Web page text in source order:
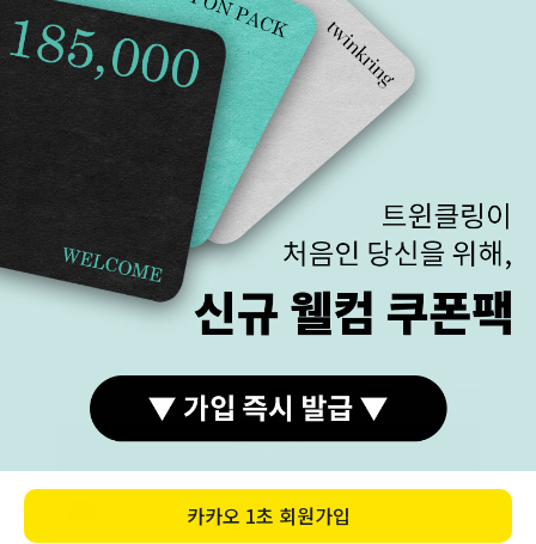
구매하기
예금주 (주)트윈클링
국민 270901-04-208303
브랜드스토리
이용약관
이용안내
개인정보처리방침
COMPANY (주)트윈클링 대표 김진우, 김기애
매장주소 : 서울 종로구 돈화문로 33-1 2층 트윈클링
주소 :서울특별시 종로구 수표로26길 28 동의빌딩 5층 502호/방문불가
사업자등록번호 : 184-87-00371
FAX : 02)762-0111
통신판매업신고 제2017-서울종로-0789호
개인정보관리책임자 김승한
ⓒ 2014 Twinkring. All Rights Reserved.
카카오 1초 회원가입